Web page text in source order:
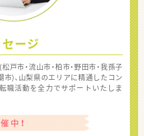
ージ
戸市・流山市・柏市・野田市・我孫子
市)、山梨県のエリアに精通したコン
職活動を全力でサポートいたしま
中！